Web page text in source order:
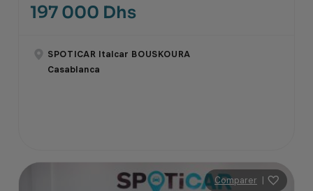
197 000 Dhs
SPOTICAR Italcar BOUSKOURA
Casablanca
Comparer |